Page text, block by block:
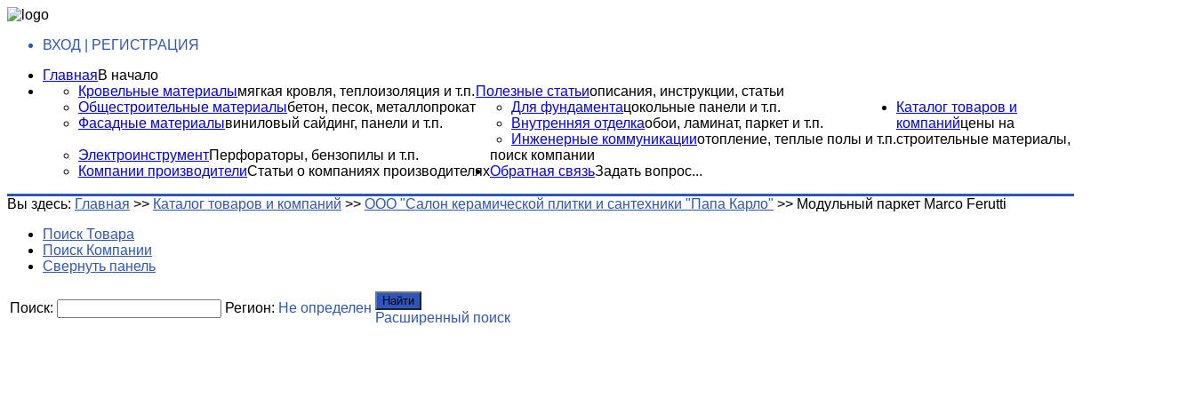
ВХОД | РЕГИСТРАЦИЯ
ГлавнаяВ начало
Полезные статьиописания, инструкции, статьи
Кровельные материалымягкая кровля, теплоизоляция и т.п.
Общестроительные материалыбетон, песок, металлопрокат
Фасадные материалывиниловый сайдинг, панели и т.п.
Для фундаментацокольные панели и т.п.
Внутренняя отделкаобои, ламинат, паркет и т.п.
Инженерные коммуникацииотопление, теплые полы и т.п.
ЭлектроинструментПерфораторы, бензопилы и т.п.
Компании производителиСтатьи о компаниях производителях
Каталог товаров и
компанийцены на
строительные материалы,
поиск компании
Обратная связьЗадать вопрос...
Вы здесь: Главная >> Каталог товаров и компаний >> ООО "Салон керамической плитки и сантехники "Папа Карло" >> Модульный паркет Marco Ferutti
Поиск Товара
Поиск Компании
Свернуть панель
Поиск: Регион: Не определен Найти
Расширенный поиск